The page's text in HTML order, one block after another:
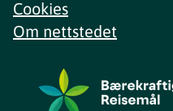
Cookies
Om nettstedet